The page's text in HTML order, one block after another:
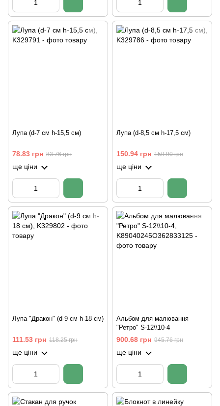
Лупа (d-7 см h-15,5 см)
78.83 грн 83.76 грн
ще ціни
Лупа (d-8,5 см h-17,5 см)
150.94 грн 159.90 грн
ще ціни
Лупа "Дракон" (d-9 см h-18 см)
111.53 грн 118.25 грн
ще ціни
Альбом для малювання
"Ретро" S-12\\10-4
900.68 грн 945.76 грн
ще ціни